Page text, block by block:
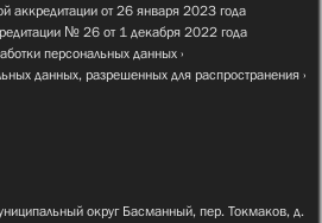
аккредитации от 26 января 2023 года
№ 26 от 1 декабря 2022 года
персональных данных
данных, разрешенных для распространения
округ Басманный, пер. Токмаков, д.